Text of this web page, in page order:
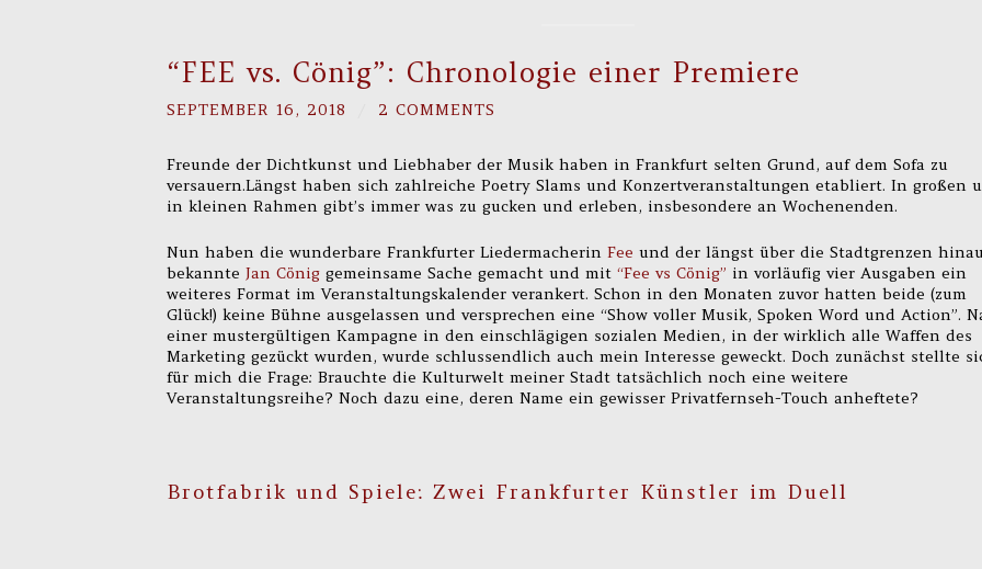
“FEE vs. Cönig”: Chronologie einer Premiere
SEPTEMBER 16, 2018 2 COMMENTS
Freunde der Dichtkunst und Liebhaber der Musik haben in Frankfurt selten Grund, auf dem Sofa zu
versauern.Längst haben sich zahlreiche Poetry Slams und Konzertveranstaltungen etabliert. In großen
in kleinen Rahmen gibt’s immer was zu gucken und erleben, insbesondere an Wochenenden.
Nun haben die wunderbare Frankfurter Liedermacherin Fee und der längst über die Stadtgrenzen
bekannte Jan Cönig gemeinsame Sache gemacht und mit “Fee vs Cönig” in vorläufig vier Ausgaben ein
weiteres Format im Veranstaltungskalender verankert. Schon in den Monaten zuvor hatten beide (zum
Glück!) keine Bühne ausgelassen und versprechen eine “Show voller Musik, Spoken Word und Action”.
einer mustergültigen Kampagne in den einschlägigen sozialen Medien, in der wirklich alle Waffen des
Marketing gezückt wurden, wurde schlussendlich auch mein Interesse geweckt. Doch zunächst stellte
für mich die Frage: Brauchte die Kulturwelt meiner Stadt tatsächlich noch eine weitere
Veranstaltungsreihe? Noch dazu eine, deren Name ein gewisser Privatfernseh-Touch anheftete?
Brotfabrik und Spiele: Zwei Frankfurter Künstler im Duell